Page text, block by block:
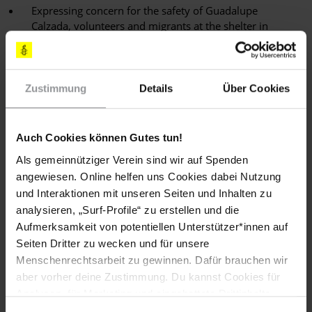
Zustimmung Details Über Cookies
Auch Cookies können Gutes tun!
Als gemeinnütziger Verein sind wir auf Spenden
angewiesen. Online helfen uns Cookies dabei Nutzung
und Interaktionen mit unseren Seiten und Inhalten zu
analysieren, „Surf-Profile“ zu erstellen und die
Aufmerksamkeit von potentiellen Unterstützer*innen auf
Seiten Dritter zu wecken und für unsere
Menschenrechtsarbeit zu gewinnen. Dafür brauchen wir
aber vorher deine Zustimmung. Du kannst Cookies für
Analysen, für Marketing und eingebettete Drittinhalte
Expressing concern for the safety of Guadalupe
Calzada, volunteers and migrants at the shelter in
Lecheria after the threat.
Calling for immediate protection measures to be
implemented in accordance with the wishes of
Guadalupe Calzada and others at risk.
the threat again the shelter and for those responsible to
be held to account.
Reminding the authorities of their duties to guarantee
that human rights defenders can carry out their work
without fear of reprisals as established in the 1998 UN
Declaration on Human Rights Defenders.
Sachlage